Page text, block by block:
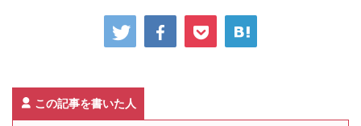
この記事を書いた人